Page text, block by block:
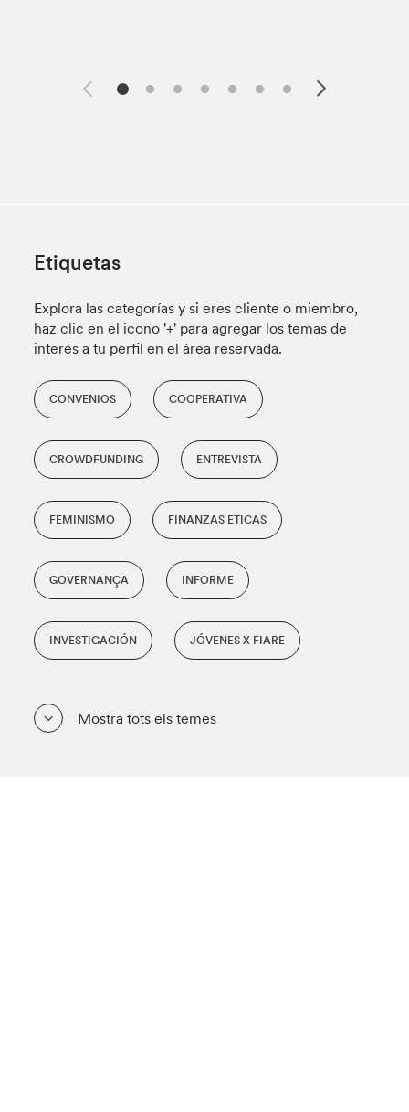
Etiquetas
Explora las categorías y si eres cliente o miembro,
haz clic en el icono '+' para agregar los temas de
interés a tu perfil en el área reservada.
CONVENIOS COOPERATIVA
CROWDFUNDING ENTREVISTA
FEMINISMO FINANZAS ETICAS
GOVERNANÇA INFORME
INVESTIGACIÓN JÓVENES X FIARE
Mostra tots els temes